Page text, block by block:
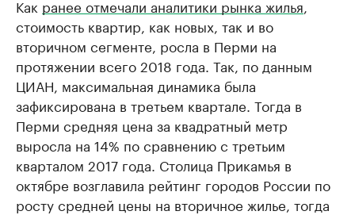
Как ранее отмечали аналитики рынка жилья
стоимость квартир, как новых, так и во
вторичном сегменте, росла в Перми на
протяжении всего 2018 года. Так, по данным
ЦИАН, максимальная динамика была
зафиксирована в третьем квартале. Тогда в
Перми средняя цена за квадратный метр
выросла на 14% по сравнению с третьим
кварталом 2017 года. Столица Прикамья в
октябре возглавила рейтинг городов России по
росту средней цены на вторичное жилье, тогда